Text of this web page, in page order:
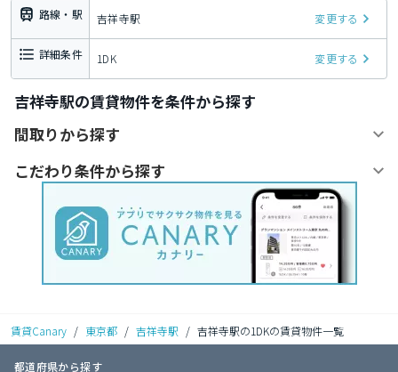
路線・駅 吉祥寺駅 変更する
詳細条件 1DK 変更する
吉祥寺駅の賃貸物件を条件から探す
間取りから探す
こだわり条件から探す
賃貸Canary / 東京都 / 吉祥寺駅 / 吉祥寺駅の1DKの賃貸物件一覧
都道府県から探す